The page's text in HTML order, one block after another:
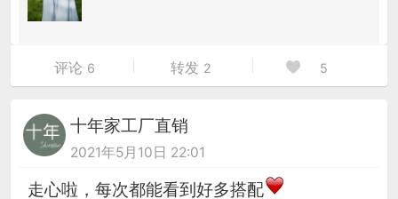
评论 6 转发 2 5
十年家工厂直销
2021年5月10日 22:01
走心啦，每次都能看到好多搭配